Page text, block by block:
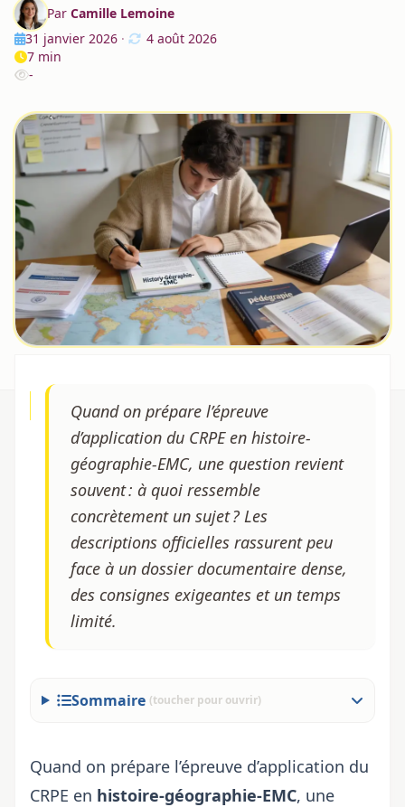
Par Camille Lemoine
31 janvier 2026 ·
4 août 2026
7 min
-
Quand on prépare l’épreuve
d’application du CRPE en histoire-
géographie-EMC, une question revient
souvent : à quoi ressemble
concrètement un sujet ? Les
descriptions officielles rassurent peu
face à un dossier documentaire dense,
des consignes exigeantes et un temps
limité.
Sommaire (toucher pour ouvrir)
Quand on prépare l’épreuve d’application du
CRPE en histoire-géographie-EMC, une